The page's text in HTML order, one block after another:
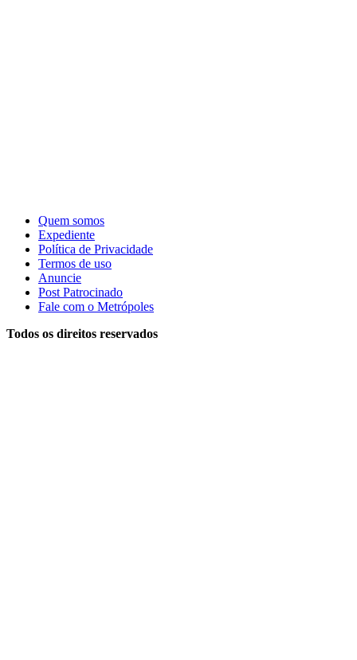
Quem somos
Expediente
Política de Privacidade
Termos de uso
Anuncie
Post Patrocinado
Fale com o Metrópoles
Todos os direitos reservados